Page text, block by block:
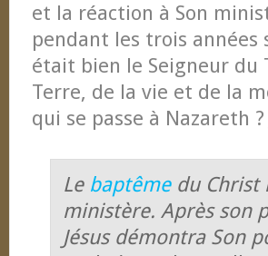
et la réaction à Son
pendant les trois années
était bien le Seigneur du
Terre, de la vie et de la
qui se passe à Nazareth
Le baptêmedu Christ
ministère. Après son
Jésus démontra Son